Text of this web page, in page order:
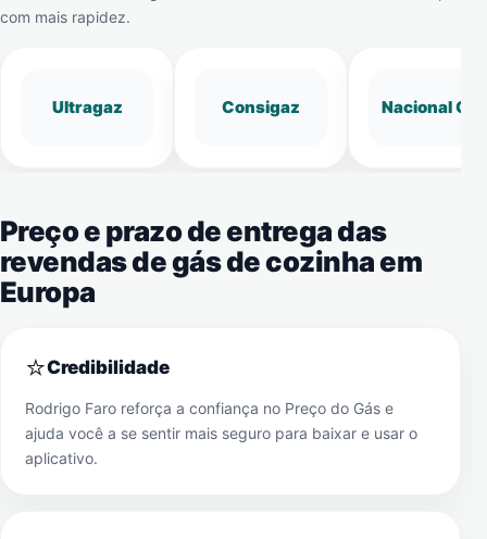
com mais rapidez.
Ultragaz Consigaz Nacional Gás
Preço e prazo de entrega das
revendas de gás de cozinha em
Europa
⭐Credibilidade
Rodrigo Faro reforça a confiança no Preço do Gás e
ajuda você a se sentir mais seguro para baixar e usar o
aplicativo.